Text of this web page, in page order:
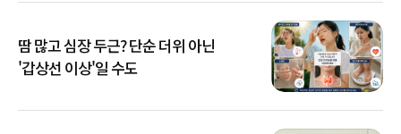
땀 많고 심장 두근? 단순 더위 아닌
'갑상선 이상'일 수도